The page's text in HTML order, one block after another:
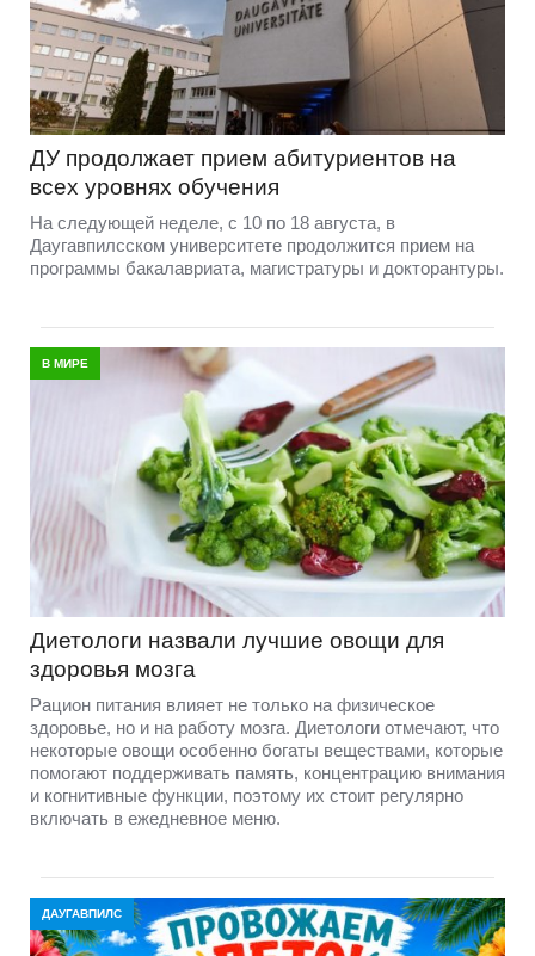
ДУ продолжает прием абитуриентов на
всех уровнях обучения
На следующей неделе, с 10 по 18 августа, в
Даугавпилсском университете продолжится прием на
программы бакалавриата, магистратуры и докторантуры.
В МИРЕ
Диетологи назвали лучшие овощи для
здоровья мозга
Рацион питания влияет не только на физическое
здоровье, но и на работу мозга. Диетологи отмечают, что
некоторые овощи особенно богаты веществами, которые
помогают поддерживать память, концентрацию внимания
и когнитивные функции, поэтому их стоит регулярно
включать в ежедневное меню.
ДАУГАВПИЛС